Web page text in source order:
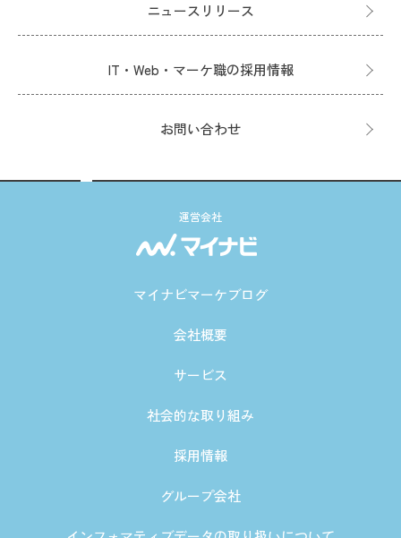
ニュースリリース
IT・Web・マーケ職の採用情報
お問い合わせ
運営会社
マイナビマーケブログ
会社概要
サービス
社会的な取り組み
採用情報
グループ会社